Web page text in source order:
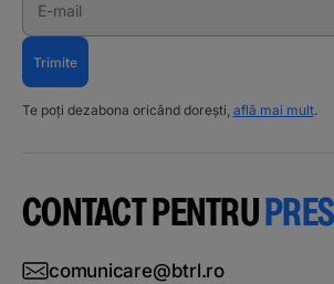
E-mail
Trimite
Te poți dezabona oricând dorești, află mai mult.
CONTACT PENTRU
comunicare@btrl.ro